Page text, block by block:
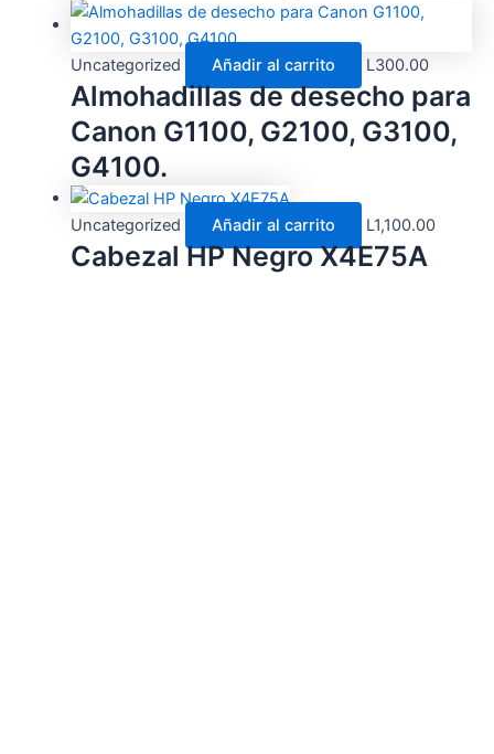
Uncategorized Añadir al carrito L300.00
Almohadillas de desecho para
Canon G1100, G2100, G3100,
G4100.
Uncategorized Añadir al carrito L1,100.00
Cabezal HP Negro X4E75A